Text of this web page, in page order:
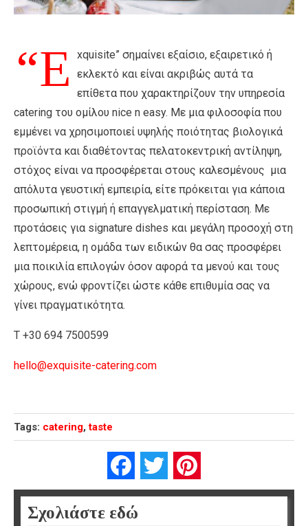
“E
xquisite” σημαίνει εξαίσιο, εξαιρετικό ή
εκλεκτό και είναι ακριβώς αυτά τα
επίθετα που χαρακτηρίζουν την υπηρεσία
catering του ομίλου nice n easy. Με μια φιλοσοφία που
εμμένει να χρησιμοποιεί υψηλής ποιότητας βιολογικά
προϊόντα και διαθέτοντας πελατοκεντρική αντίληψη,
στόχος είναι να προσφέρεται στους καλεσμένους μια
απόλυτα γευστική εμπειρία, είτε πρόκειται για κάποια
προσωπική στιγμή ή επαγγελματική περίσταση. Με
προτάσεις για signature dishes και μεγάλη προσοχή στη
λεπτομέρεια, η ομάδα των ειδικών θα σας προσφέρει
μια ποικιλία επιλογών όσον αφορά τα μενού και τους
χώρους, ενώ φροντίζει ώστε κάθε επιθυμία σας να
γίνει πραγματικότητα.
T +30 694 7500599
hello@exquisite-catering.com
Tags: catering,taste
FacebookTwitter
Σχολιάστε εδώ